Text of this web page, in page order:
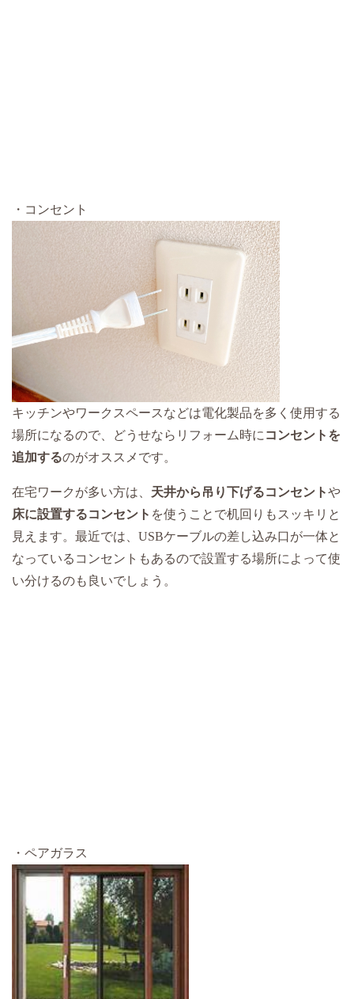
・コンセント
キッチンやワークスペースなどは電化製品を多く使用する
場所になるので、どうせならリフォーム時に コンセントを
追加するのがオススメです。
在宅ワークが多い方は、 天井から吊り下げるコンセントや
床に設置するコンセント を使うことで机回りもスッキリと
見えます。最近では、USBケーブルの差し込み口が一体と
なっているコンセントもあるので設置する場所によって使
い分けるのも良いでしょう。
・ペアガラス